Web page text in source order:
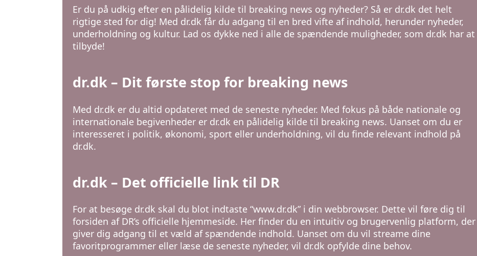
Er du på udkig efter en pålidelig kilde til breaking news og nyheder? Så er dr.dk det helt
rigtige sted for dig! Med dr.dk får du adgang til en bred vifte af indhold, herunder nyheder,
underholdning og kultur. Lad os dykke ned i alle de spændende muligheder, som dr.dk har at
tilbyde!
dr.dk – Dit første stop for breaking news
Med dr.dk er du altid opdateret med de seneste nyheder. Med fokus på både nationale og
internationale begivenheder er dr.dk en pålidelig kilde til breaking news. Uanset om du er
interesseret i politik, økonomi, sport eller underholdning, vil du finde relevant indhold på
dr.dk.
dr.dk – Det officielle link til DR
For at besøge dr.dk skal du blot indtaste “www.dr.dk” i din webbrowser. Dette vil føre dig til
forsiden af DR’s officielle hjemmeside. Her finder du en intuitiv og brugervenlig platform, der
giver dig adgang til et væld af spændende indhold. Uanset om du vil streame dine
favoritprogrammer eller læse de seneste nyheder, vil dr.dk opfylde dine behov.